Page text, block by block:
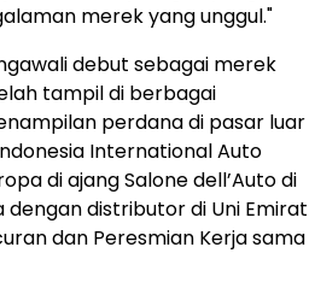
merek yang unggul."
debut sebagai merek
tampil di berbagai
perdana di pasar luar
International Auto
di ajang Salone dell’Auto di
distributor di Uni Emirat
dan Peresmian Kerja sama